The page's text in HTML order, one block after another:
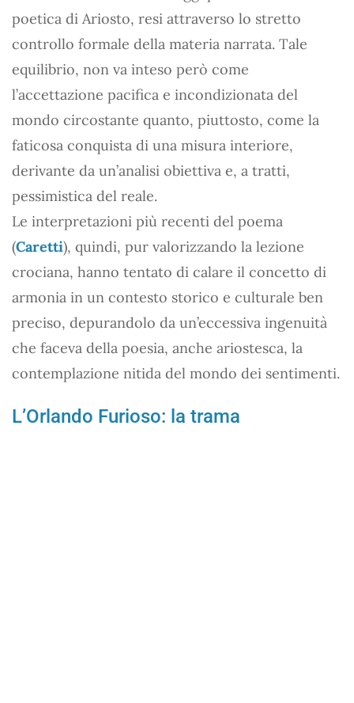
poetica di Ariosto, resi attraverso lo stretto
controllo formale della materia narrata. Tale
equilibrio, non va inteso però come
l’accettazione pacifica e incondizionata del
mondo circostante quanto, piuttosto, come la
faticosa conquista di una misura interiore,
derivante da un’analisi obiettiva e, a tratti,
pessimistica del reale.
Le interpretazioni più recenti del poema
(Caretti), quindi, pur valorizzando la lezione
crociana, hanno tentato di calare il concetto di
armonia in un contesto storico e culturale ben
preciso, depurandolo da un’eccessiva ingenuità
che faceva della poesia, anche ariostesca, la
contemplazione nitida del mondo dei sentimenti.
L’Orlando Furioso: la trama